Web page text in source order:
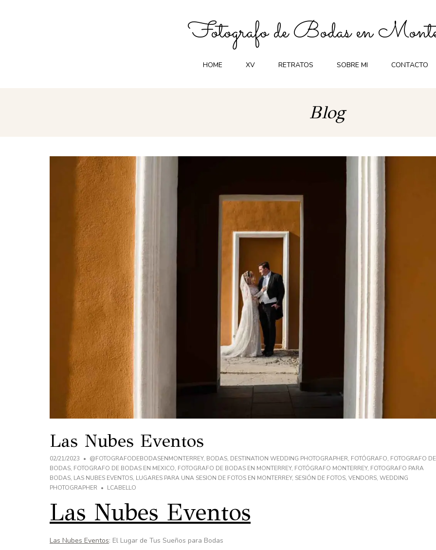
Fotografo de Bodas en
HOME XV RETRATOS SOBRE MI CONTACTO
Blog
Las Nubes Eventos
02/21/2023 @FOTOGRAFODEBODASENMONTERREY, BODAS, DESTINATION WEDDING PHOTOGRAPHER, FOTÓGRAFO, FOTOGRAFO DE
BODAS, FOTOGRAFO DE BODAS EN MEXICO, FOTOGRAFO DE BODAS EN MONTERREY, FOTÓGRAFO MONTERREY, FOTOGRAFO PARA
BODAS, LAS NUBES EVENTOS, LUGARES PARA UNA SESION DE FOTOS EN MONTERREY, SESIÓN DE FOTOS, VENDORS, WEDDING
PHOTOGRAPHER
LCABELLO
Las Nubes Eventos
Las Nubes Eventos: El Lugar de Tus Sueños para Bodas